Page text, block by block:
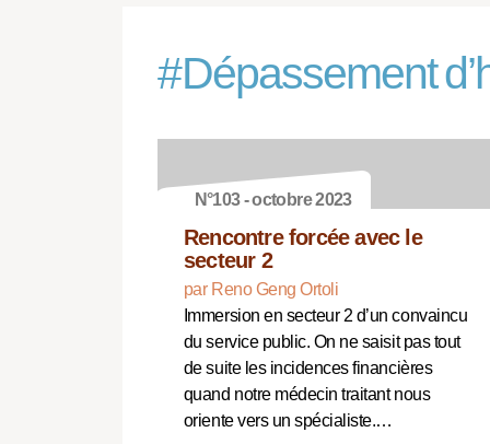
#Dépassement
N°103 - octobre 2023
Rencontre forcée avec le
secteur 2
par Reno Geng Ortoli
Immersion en secteur 2 d’un convaincu
du service public. On ne saisit pas tout
de suite les incidences financières
quand notre médecin traitant nous
oriente vers un spécialiste.…